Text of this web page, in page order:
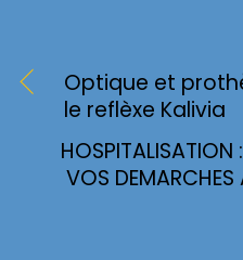
Optique et
le reflèxe Kalivia
HOSPITALISATION
VOS DEMARCHES